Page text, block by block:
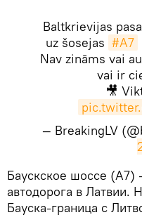
Baltkrievijas
uz šosejas #A7
Nav zināms vai
vai ir
🎥
— BreakingLV
​Баускское шоссе (А7)
автодорога в Латвии.
Бауска-граница с